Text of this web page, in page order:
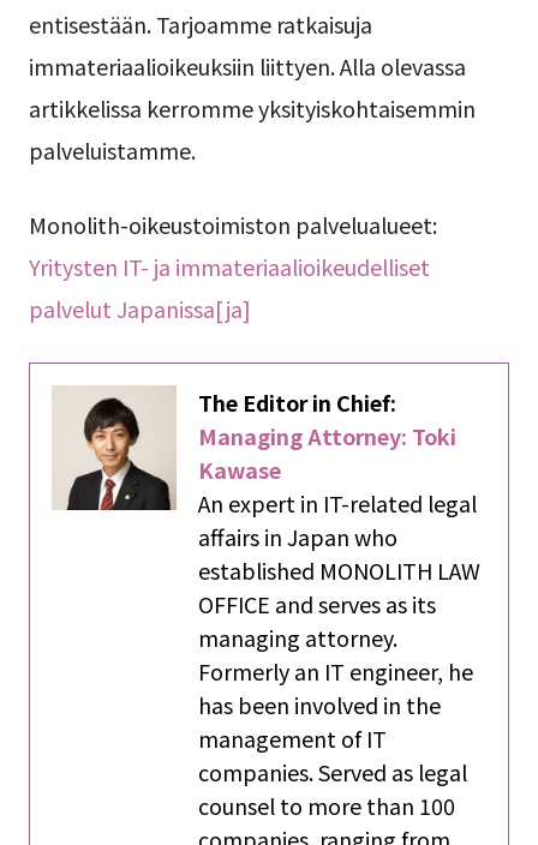
entisestään. Tarjoamme ratkaisuja
immateriaalioikeuksiin liittyen. Alla olevassa
artikkelissa kerromme yksityiskohtaisemmin
palveluistamme.
Monolith-oikeustoimiston palvelualueet:
Yritysten IT- ja immateriaalioikeudelliset
palvelut Japanissa[ja]
The Editor in Chief:
Managing Attorney: Toki
Kawase
An expert in IT-related legal
affairs in Japan who
established MONOLITH LAW
OFFICE and serves as its
managing attorney.
Formerly an IT engineer, he
has been involved in the
management of IT
companies. Served as legal
counsel to more than 100